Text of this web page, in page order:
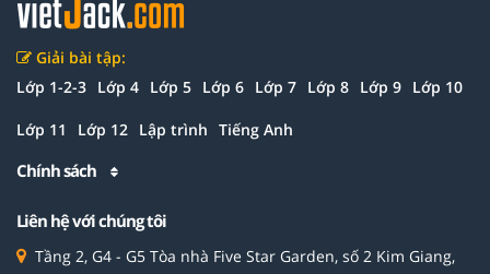
Giải bài tập:
Lớp 1-2-3 Lớp 4 Lớp 5 Lớp 6 Lớp 7 Lớp 8 Lớp 9 Lớp 10
Lớp 11 Lớp 12 Lập trình Tiếng Anh
Chính sách
Liên hệ với chúng tôi
Tầng 2, G4 - G5 Tòa nhà Five Star Garden, số 2 Kim Giang,